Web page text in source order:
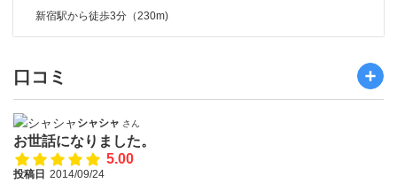
新宿駅から徒歩3分（230m)
口コミ
シャシャ さん
お世話になりました。
5.00
投稿日 2014/09/24